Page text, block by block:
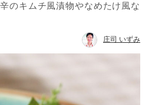
のキムチ風漬物やなめたけ風な
庄司 いずみ